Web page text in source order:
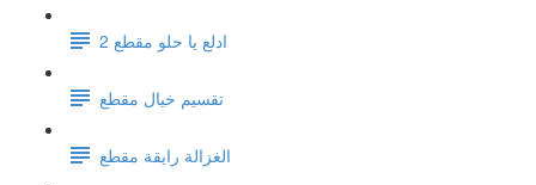
ادلع يا حلو مقطع 2
تقسيم خيال مقطع
الغزالة رايقة مقطع